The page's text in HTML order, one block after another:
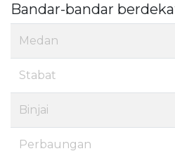
Bandar-bandar
Medan
Stabat
Binjai
Perbaungan